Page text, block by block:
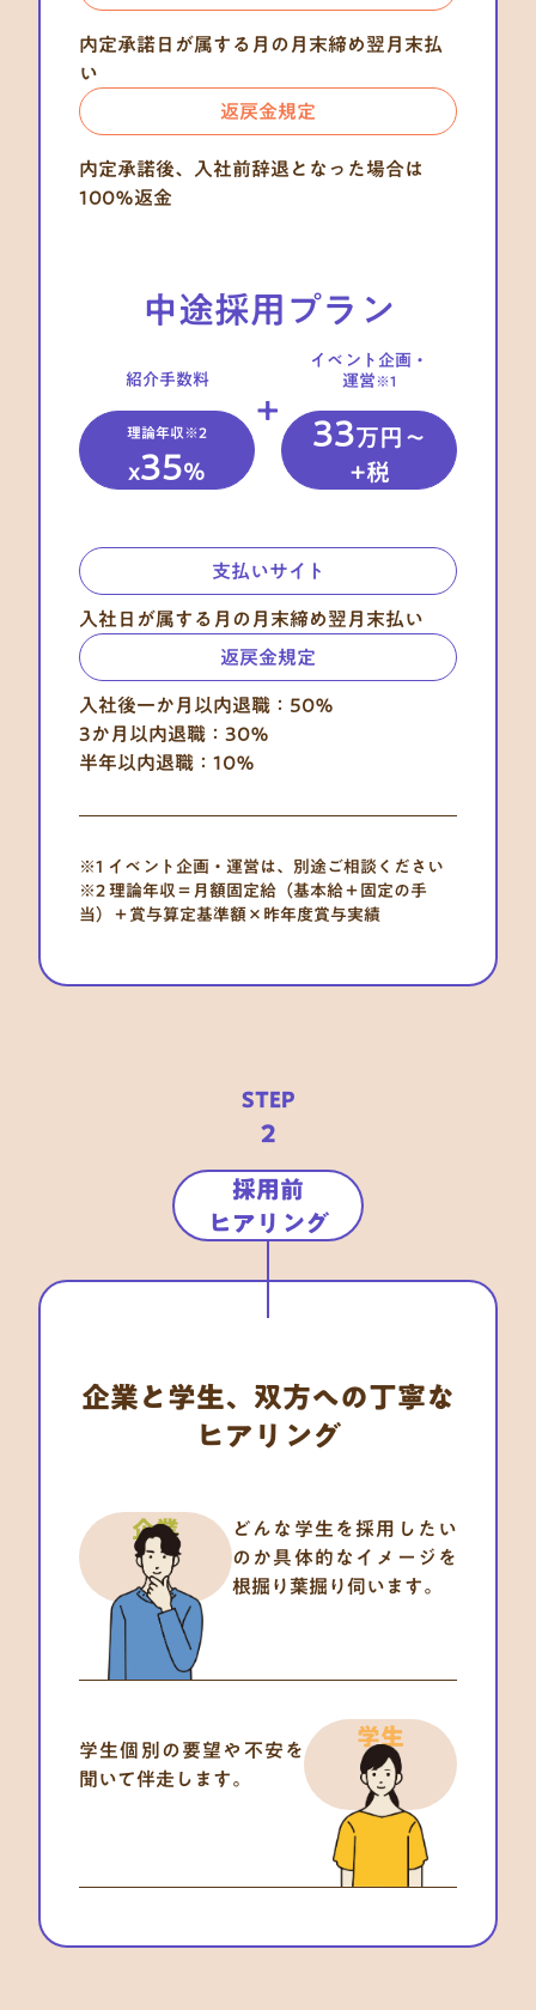
内定承諾日が属する月の月末締め翌月末払
い
返戻金規定
内定承諾後、入社前辞退となった場合は
100％返金
中途採用 プラン
紹介手数料
理論年収※2
x35%
+
イベント企画・
運営※1
33万円〜
+税
支払いサイト
入社日が属する月の月末締め翌月末払い
返戻金規定
入社後一か月以内退職：50％
3か月以内退職：30％
半年以内退職：10％
※1 イベント企画・運営は、別途ご相談ください
※2 理論年収＝月額固定給（基本給＋固定の手
当）＋賞与算定基準額×昨年度賞与実績
STEP
2
採用前
ヒアリング
企業と学生、双方への丁寧な
ヒアリング
企業
どんな学生を採用したい
のか具体的なイメージを
根掘り葉掘り伺います。
学生
学生個別の要望や不安を
聞いて伴走します。